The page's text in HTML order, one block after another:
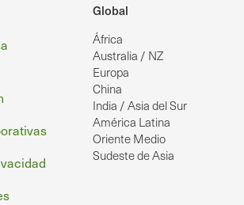
Global
África
Australia / NZ
Europa
China
India / Asia del Sur
América Latina
Oriente Medio
Sudeste de Asia